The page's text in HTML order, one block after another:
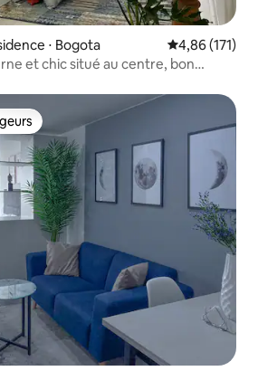
⋅ Bogota Évaluation
4,86 (171)
et chic situé au centre, bon